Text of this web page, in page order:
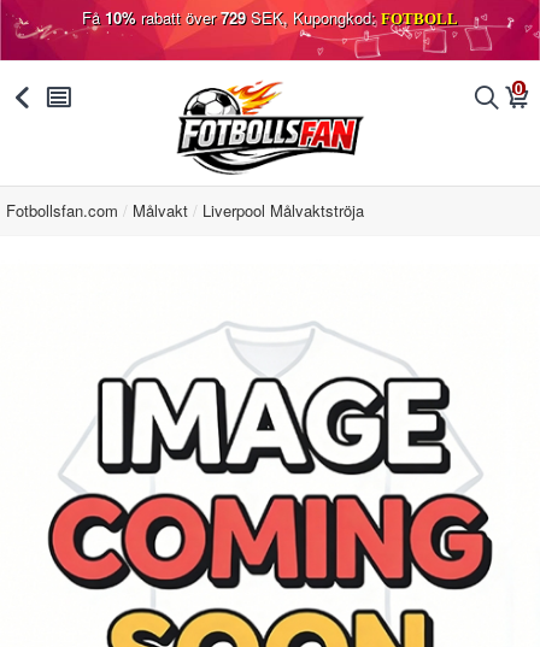
Få10%rabatt över729SEK, Kupongkod: FOTBOLL
󰅯 󰂩 󰂨 0
󰃦
Fotbollsfan.com Målvakt Liverpool Målvaktströja